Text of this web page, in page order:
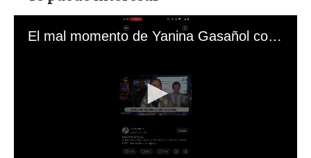
El mal momento de Yanina Gasañol con un hincha argentino en "Subrayado"